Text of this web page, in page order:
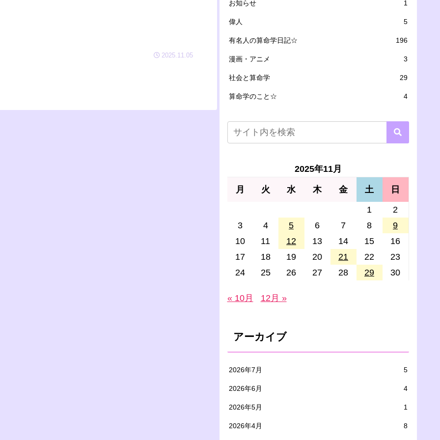
2025.11.05
お知らせ 1
偉人 5
有名人の算命学日記☆ 196
漫画・アニメ 3
社会と算命学 29
算命学のこと☆ 4
2025年11月
月 火 水 木 金 土 日
1
2
3
4 5 6 7 8
9
10
11 12 13 14 15
16
17
18 19 20 21 22
23
24
25 26 27 28 29 30
« 10月 12月 »
アーカイブ
2026年7月 5
2026年6月 4
2026年5月 1
2026年4月 8